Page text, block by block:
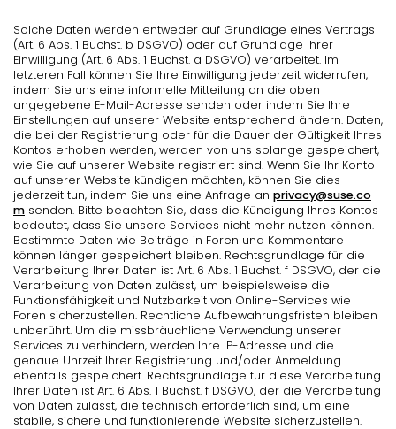
Solche Daten werden entweder auf Grundlage eines Vertrags
(Art. 6 Abs. 1 Buchst. b DSGVO) oder auf Grundlage Ihrer
Einwilligung (Art. 6 Abs. 1 Buchst. a DSGVO) verarbeitet. Im
letzteren Fall können Sie Ihre Einwilligung jederzeit widerrufen,
indem Sie uns eine informelle Mitteilung an die oben
angegebene E-Mail-Adresse senden oder indem Sie Ihre
Einstellungen auf unserer Website entsprechend ändern. Daten,
die bei der Registrierung oder für die Dauer der Gültigkeit Ihres
Kontos erhoben werden, werden von uns solange gespeichert,
wie Sie auf unserer Website registriert sind. Wenn Sie Ihr Konto
auf unserer Website kündigen möchten, können Sie dies
jederzeit tun, indem Sie uns eine Anfrage an privacy@suse.co
m senden. Bitte beachten Sie, dass die Kündigung Ihres Kontos
bedeutet, dass Sie unsere Services nicht mehr nutzen können.
Bestimmte Daten wie Beiträge in Foren und Kommentare
können länger gespeichert bleiben. Rechtsgrundlage für die
Verarbeitung Ihrer Daten ist Art. 6 Abs. 1 Buchst. f DSGVO, der die
Verarbeitung von Daten zulässt, um beispielsweise die
Funktionsfähigkeit und Nutzbarkeit von Online-Services wie
Foren sicherzustellen. Rechtliche Aufbewahrungsfristen bleiben
unberührt. Um die missbräuchliche Verwendung unserer
Services zu verhindern, werden Ihre IP-Adresse und die
genaue Uhrzeit Ihrer Registrierung und/oder Anmeldung
ebenfalls gespeichert. Rechtsgrundlage für diese Verarbeitung
Ihrer Daten ist Art. 6 Abs. 1 Buchst. f DSGVO, der die Verarbeitung
von Daten zulässt, die technisch erforderlich sind, um eine
stabile, sichere und funktionierende Website sicherzustellen.